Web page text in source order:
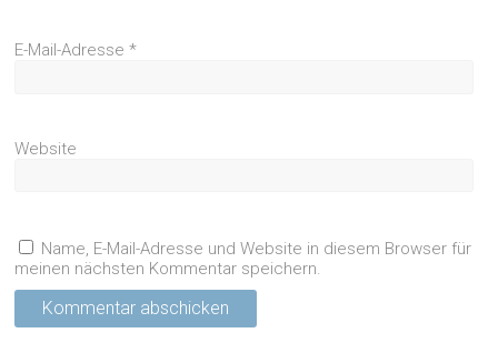
E-Mail-Adresse*
Website
Name, E-Mail-Adresse und Website in diesem Browser für
meinen nächsten Kommentar speichern.